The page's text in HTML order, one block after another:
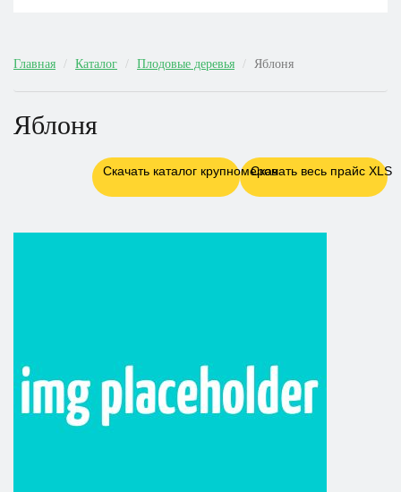
Главная Каталог Плодовые деревья Яблоня
Яблоня
Скачать весь прайс XLS
Скачать каталог крупномеров